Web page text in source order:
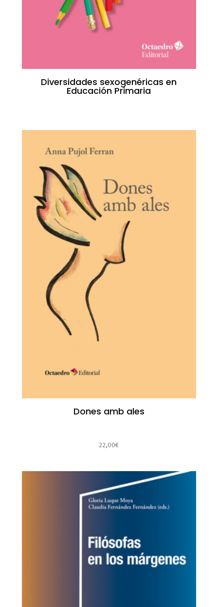
Diversidades sexogenéricas en
Educación Primaria
Dones amb ales
22,00€